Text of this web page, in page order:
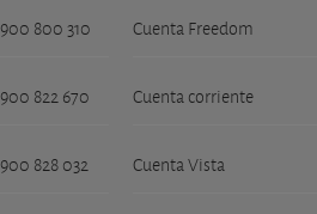
900 800 310 Cuenta Freedom
900 822 670 Cuenta corriente
900 828 032 Cuenta Vista